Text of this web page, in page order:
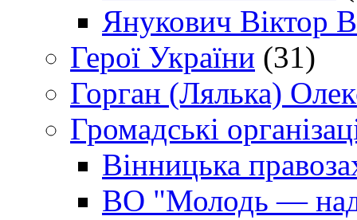
Янукович Віктор
Герої України (31)
Горган (Лялька)
Громадські
Вінницька
ВО "Молодь —